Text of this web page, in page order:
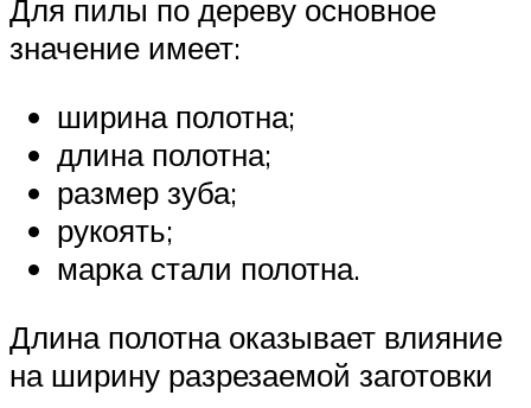
Для пилы по дереву основное
значение имеет:
ширина полотна;
длина полотна;
размер зуба;
рукоять;
марка стали полотна.
Длина полотна оказывает влияние
на ширину разрезаемой заготовки